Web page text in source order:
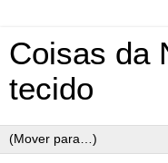
Coisas da
tecido